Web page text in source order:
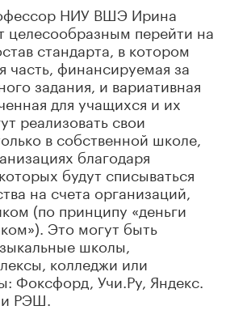
НИУ ВШЭ Ирина
целесообразным перейти на
стандарта, в котором
часть, финансируемая за
задания, и вариативная
для учащихся и их
реализовать свои
в собственной школе,
благодаря
будут списываться
на счета организаций,
(по принципу «деньги
Это могут быть
школы,
колледжи или
Фоксфорд, Учи.Ру, Яндекс.
РЭШ.